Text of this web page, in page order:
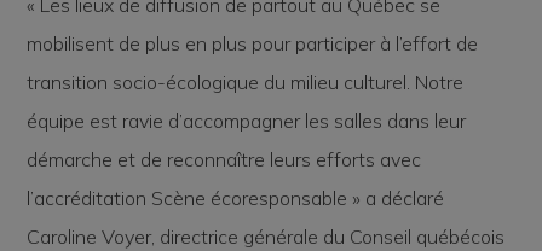
« Les lieux de diffusion de partout au Québec se
mobilisent de plus en plus pour participer à l’effort de
transition socio-écologique du milieu culturel. Notre
équipe est ravie d’accompagner les salles dans leur
démarche et de reconnaître leurs efforts avec
l’accréditation Scène écoresponsable » a déclaré
Caroline Voyer, directrice générale du Conseil québécois